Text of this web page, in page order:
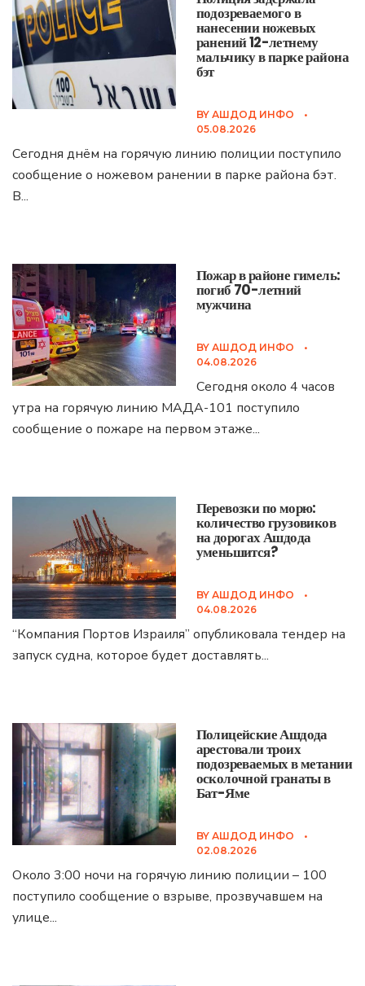
подозреваемого в
нанесении ножевых
ранений 12-летнему
мальчику в парке района
бэт
BY АШДОД ИНФО
•
05.08.2026
Сегодня днём на горячую линию полиции поступило
сообщение о ножевом ранении в парке района бэт.
В...
Пожар в районе гимель:
погиб 70-летний
мужчина
BY АШДОД ИНФО
•
04.08.2026
Сегодня около 4 часов
утра на горячую линию МАДА-101 поступило
сообщение о пожаре на первом этаже...
Перевозки по морю:
количество грузовиков
на дорогах Ашдода
уменьшится?
BY АШДОД ИНФО
•
04.08.2026
“Компания Портов Израиля” опубликовала тендер на
запуск судна, которое будет доставлять...
Полицейские Ашдода
арестовали троих
подозреваемых в метании
осколочной гранаты в
Бат-Яме
BY АШДОД ИНФО
•
02.08.2026
Около 3:00 ночи на горячую линию полиции – 100
поступило сообщение о взрыве, прозвучавшем на
улице...